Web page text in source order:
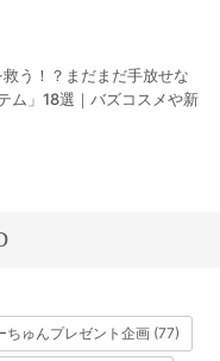
う！？まだまだ手放せな
ム」18選｜バズコスメや新
ちゅんプレゼント企画 (77)